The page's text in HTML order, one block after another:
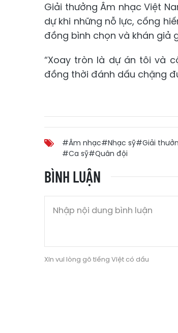
Giải thưởng Âm nhạc Việt
dự khi những nỗ lực, cống
đồng bình chọn và khán giả
“Xoay tròn là dự án tôi và
đồng thời đánh dấu chặng
#Âm nhạc#Nhạc sỹ#Giải
#Ca sỹ#Quân đội
BÌNH LUẬN
Xin vui lòng gõ tiếng Việt có dấu